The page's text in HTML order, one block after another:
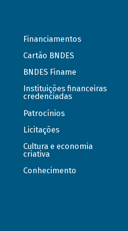
Financiamentos
Cartão BNDES
BNDES Finame
Instituições financeiras
credenciadas
Patrocínios
Licitações
Cultura e economia
criativa
Conhecimento